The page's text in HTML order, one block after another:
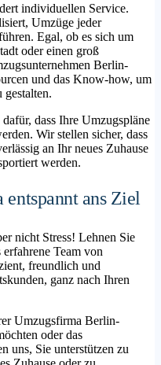
individuellen Service.
Umzüge jeder
Egal, ob es sich um
oder einen groß
Berlin-
und das Know-how, um
dass Ihre Umzugspläne
Wir stellen sicher, dass
an Ihr neues Zuhause
werden.
ans Ziel
nicht Stress! Lehnen Sie
Team von
freundlich und
ganz nach Ihren
Umzugsfirma Berlin-
oder das
uns, Sie unterstützen zu